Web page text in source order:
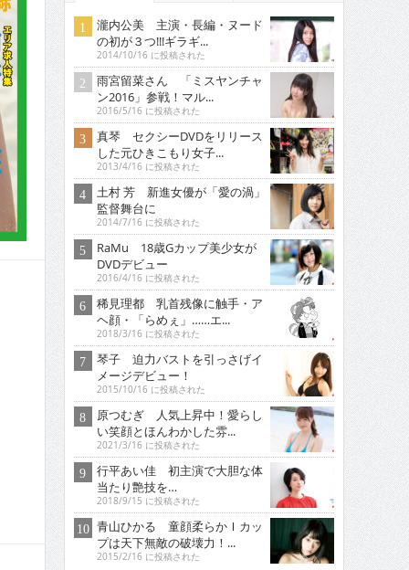
瀧内公美 主演・長編・ヌード
の初が３つ!!!ギラギ...
2014/10/16 に投稿された
雨宮留菜さん 「ミスヤンチャ
ン2016」参戦！マル...
2016/5/16 に投稿された
真琴 セクシーDVDをリリース
した元ひきこもり女子...
2013/4/16 に投稿された
土村 芳 新進女優が「愛の渦」
監督舞台に
2014/7/16 に投稿された
RaMu 18歳Gカップ美少女が
DVDデビュー
2016/4/16 に投稿された
稀見理都 乳首残像に触手・ア
ヘ顔・「らめぇ」……エ...
2018/3/16 に投稿された
琴子 迫力バストを引っさげイ
メージデビュー！
2015/10/16 に投稿された
原つむぎ 人気上昇中！愛らし
い笑顔とほんわかした雰...
2021/3/16 に投稿された
行平あい佳 初主演で大胆な体
当たり艶技を…
2018/9/15 に投稿された
青山ひかる 童顔柔らかＩカッ
プは天下無敵の破壊力！...
2015/2/16 に投稿された